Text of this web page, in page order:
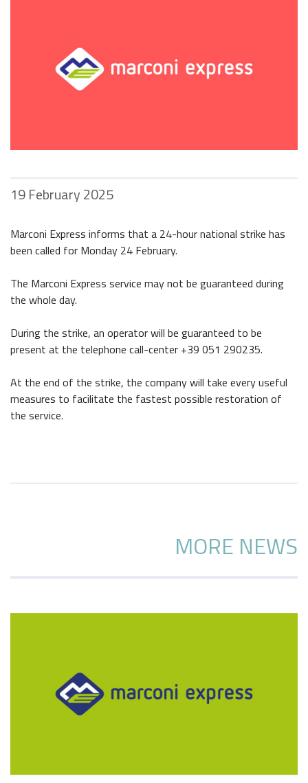
19 February 2025
Marconi Express informs that a 24-hour national strike has
been called for Monday 24 February.
The Marconi Express service may not be guaranteed during
the whole day.
During the strike, an operator will be guaranteed to be
present at the telephone call-center +39 051 290235.
At the end of the strike, the company will take every useful
measures to facilitate the fastest possible restoration of
the service.
MORE NEWS